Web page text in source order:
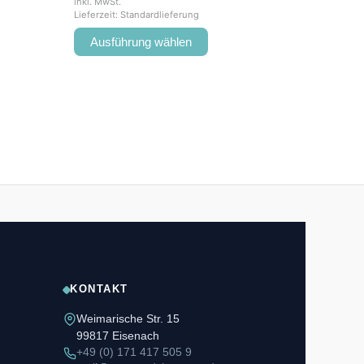
Lieferzeit: Standardlieferung
Ausführung wählen
KONTAKT
Weimarische Str. 15
99817 Eisenach
+49 (0) 171 417 505 9